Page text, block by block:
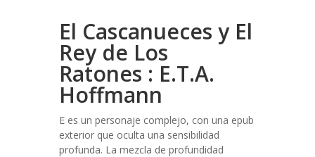
El Cascanueces y El
Rey de Los
Ratones : E.T.A.
Hoffmann
E es un personaje complejo, con una epub
exterior que oculta una sensibilidad
profunda. La mezcla de profundidad